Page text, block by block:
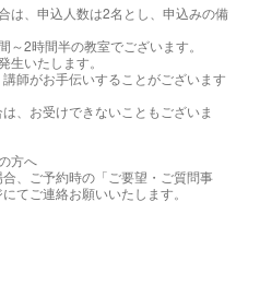
は、申込人数は2名とし、申込みの備
2時間半の教室でございます。
いたします。
師がお手伝いすることがございます
、お受けできないこともございま
方へ
、ご予約時の「ご要望・ご質問事
てご連絡お願いいたします。